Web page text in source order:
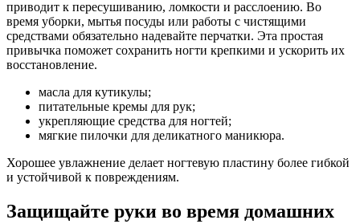
масла для кутикулы;
питательные кремы для рук;
укрепляющие средства для ногтей;
мягкие пилочки для деликатного маникюра.
Хорошее увлажнение делает ногтевую пластину более гибкой
и устойчивой к повреждениям.
Защищайте руки во время домашних